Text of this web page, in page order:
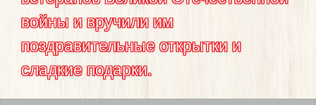
войны и вручили им
поздравительные открытки и
сладкие подарки.